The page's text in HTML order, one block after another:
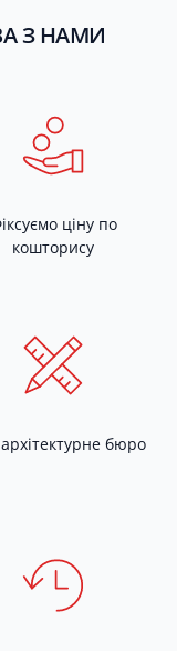
З НАМИ
ціну по
кошторису
бюро